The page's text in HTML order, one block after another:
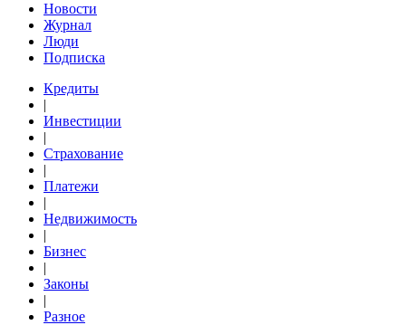
Новости
Журнал
Люди
Подписка
Кредиты
|
Инвестиции
|
Страхование
|
Платежи
|
Недвижимость
|
Бизнес
|
Законы
|
Разное